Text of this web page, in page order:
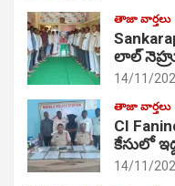
తాజా వార్తలు
లాల్
14/11/
తాజా వార్తలు
CI
కేసులో
14/11/